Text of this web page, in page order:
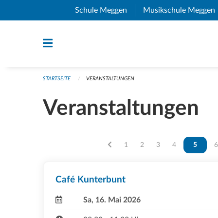
Navigation überspringen
Schule Meggen (External Link)
Musikschule Meggen
STARTSEITE VERANSTALTUNGEN
Veranstaltungen
Vous êtes sur la page
1 Vous êtes sur la page
2 Vous êtes sur la page
3 Vous êtes sur
4 Vous
5 6
Café Kunterbunt
Sa, 16. Mai 2026